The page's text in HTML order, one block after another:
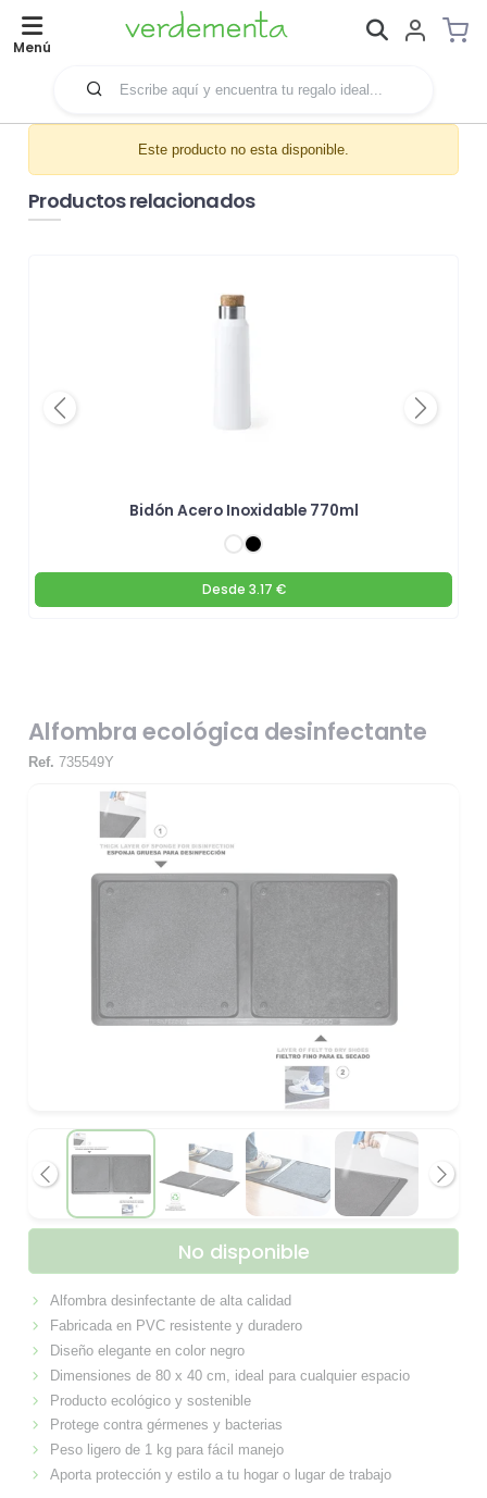
Menú
Este producto no esta disponible.
Productos relacionados
Bidón Acero Inoxidable 770ml
Desde 3.17 €
Previous Next
Alfombra ecológica desinfectante
Ref. 735549Y
Anterior
No disponible
Alfombra desinfectante de alta calidad
Fabricada en PVC resistente y duradero
Diseño elegante en color negro
Dimensiones de 80 x 40 cm, ideal para cualquier espacio
Producto ecológico y sostenible
Protege contra gérmenes y bacterias
Peso ligero de 1 kg para fácil manejo
Aporta protección y estilo a tu hogar o lugar de trabajo